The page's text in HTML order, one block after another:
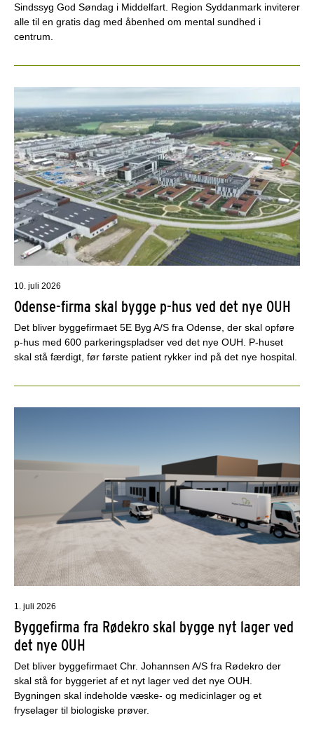
Sindssyg God Søndag i Middelfart. Region Syddanmark inviterer
alle til en gratis dag med åbenhed om mental sundhed i
centrum.
10. juli 2026
Odense-firma skal bygge p-hus ved det nye OUH
Det bliver byggefirmaet 5E Byg A/S fra Odense, der skal opføre
p-hus med 600 parkeringspladser ved det nye OUH. P-huset
skal stå færdigt, før første patient rykker ind på det nye hospital.
1. juli 2026
Byggefirma fra Rødekro skal bygge nyt lager ved
det nye OUH
Det bliver byggefirmaet Chr. Johannsen A/S fra Rødekro der
skal stå for byggeriet af et nyt lager ved det nye OUH.
Bygningen skal indeholde væske- og medicinlager og et
fryselager til biologiske prøver.